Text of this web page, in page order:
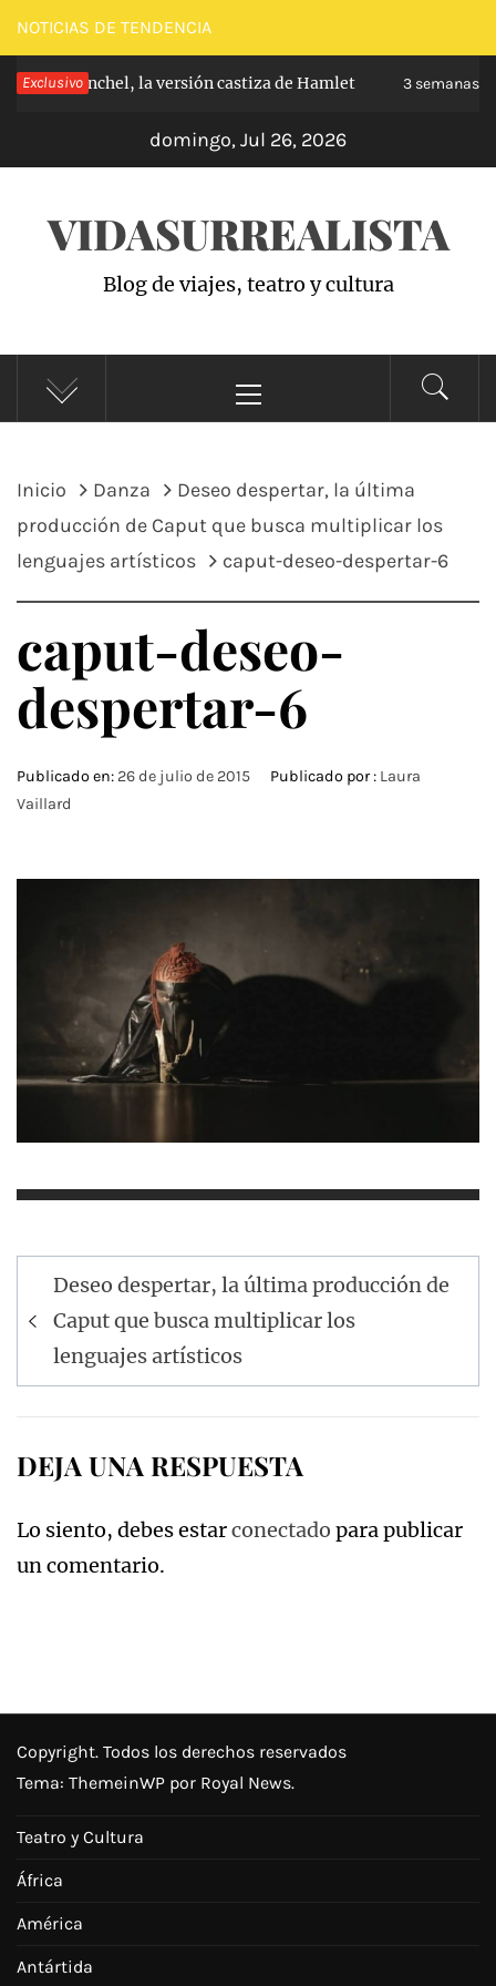
Saltar
al
contenido
NOTICIAS DE TENDENCIA
Exclusivo
Carabanchel, la versión castiza de Hamlet 3 semanas
domingo, Jul 26, 2026
VIDASURREALISTA
Blog de viajes, teatro y cultura
principal
Inicio Danza
Deseo despertar, la última
producción de Caput que busca multiplicar los
lenguajes artísticos
caput-deseo-despertar-6
caput-deseo-
despertar-6
Publicado en: 26 de julio de 2015 Publicado por : Laura
Vaillard
Navegación
de
entradas
Deseo despertar, la última producción de
Caput que busca multiplicar los
lenguajes artísticos
DEJA UNA RESPUESTA
Lo siento, debes estarconectado para publicar
un comentario.
Copyright. Todos los derechos reservados
Tema: ThemeinWP por Royal News.
Teatro y Cultura
África
América
Antártida